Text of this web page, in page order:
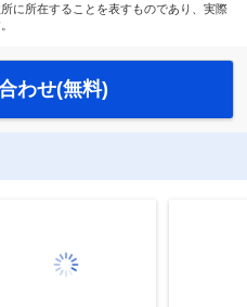
に所在することを表すものであり、実際
わせ(無料)